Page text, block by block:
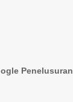
Penelusuran